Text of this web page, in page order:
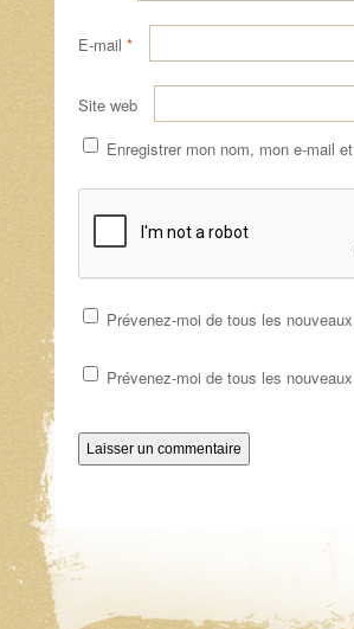
E-mail *
Site web
Enregistrer mon nom, mon e-mail
Prévenez-moi de tous les
Prévenez-moi de tous les